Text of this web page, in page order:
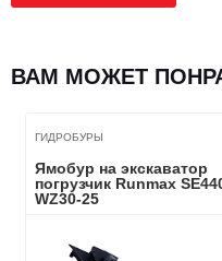
ВАМ МОЖЕТ
ГИДРОБУРЫ
Ямобур на экскаватор
погрузчик Runmax
WZ30-25